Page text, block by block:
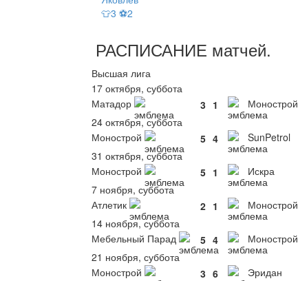
👕3 ⚽2
РАСПИСАНИЕ матчей.
Высшая лига
17 октября, суббота
Матадор
3 1 Монострой
24 октября, суббота
Монострой
5 4 SunPetrol
31 октября, суббота
Монострой
5 1 Искра
7 ноября, суббота
Атлетик
2 1 Монострой
14 ноября, суббота
Мебельный Парад
5 4 Монострой
21 ноября, суббота
Монострой
3 6 Эридан